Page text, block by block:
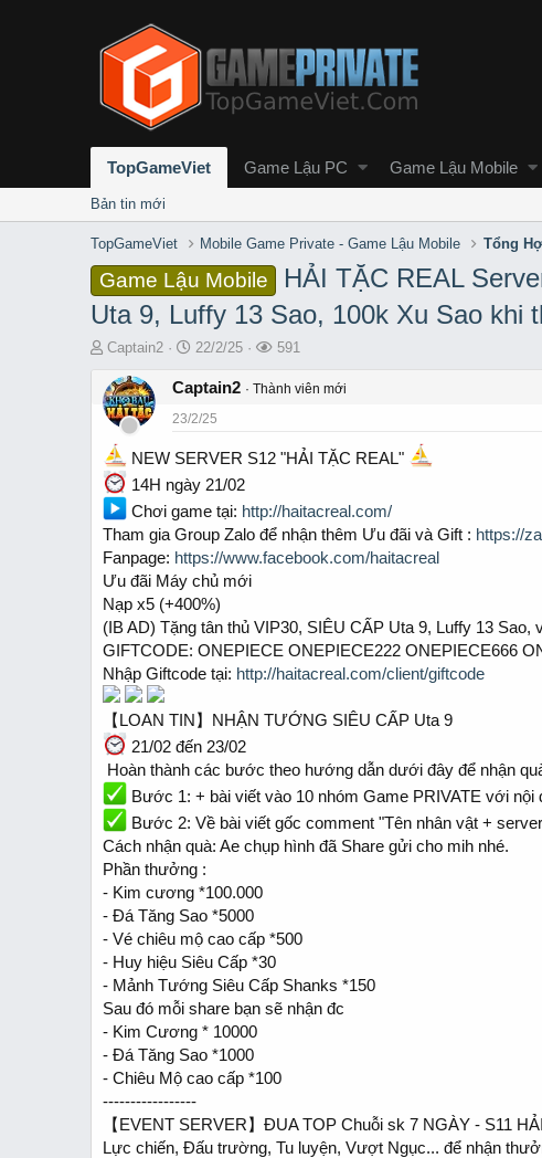
TopGameViet Game Lậu PC Game Lậu Mobile
Bản tin mới
TopGameViet Mobile Game Private - Game Lậu Mobile Tổng
Game Lậu Mobile
HẢI TẶC REAL
Uta 9, Luffy 13 Sao, 100k Xu Sao khi
T
r
e
a
d
s
t
a
r
t
e
r
Captain2
S
a
t
a
t
e
22/2/25
L
ợ
m
591
Captain2
Thành viên mới
23/2/25
NEW SERVER S12 "HẢI TẶC REAL"
14H ngày 21/02
Chơi game tại: http://haitacreal.com/
Tham gia Group Zalo để nhận thêm Ưu đãi và Gift : https://
Fanpage: https://www.facebook.com/haitacreal
Ưu đãi Máy chủ mới
Nạp x5 (+400%)
(IB AD) Tặng tân thủ VIP30, SIÊU CẤP Uta 9, Luffy 13
GIFTCODE: ONEPIECE ONEPIECE222 ONEPIECE666
Nhập Giftcode tại: http://haitacreal.com/client/giftcode
【LOAN TIN】NHẬN TƯỚNG SIÊU CẤP Uta 9
21/02 đến 23/02
Hoàn thành các bước theo hướng dẫn dưới đây để nhận
Bước 1: + bài viết vào 10 nhóm Game PRIVATE với
Bước 2: Về bài viết gốc comment "Tên nhân vật +
Cách nhận quà: Ae chụp hình đã Share gửi cho mih nhé.
Phần thưởng :
- Kim cương *100.000
- Đá Tăng Sao *5000
- Vé chiêu mộ cao cấp *500
- Huy hiệu Siêu Cấp *30
- Mảnh Tướng Siêu Cấp Shanks *150
Sau đó mỗi share bạn sẽ nhận đc
- Kim Cương * 10000
- Đá Tăng Sao *1000
- Chiêu Mộ cao cấp *100
-----------------
【EVENT SERVER】ĐUA TOP Chuỗi sk 7 NGÀY - S11
Lực chiến, Đấu trường, Tu luyện, Vượt Ngục... để nhận